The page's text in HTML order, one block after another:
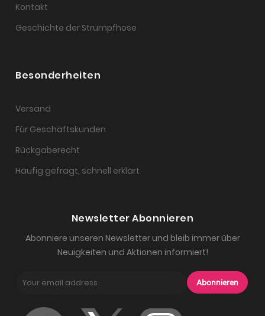
Kontakt
Geschichte der Strumpfhose
Besonderheiten
Versand
Für Geschäftskunden
Rückgaberecht
Häufig gefragt, schnell erklärt
Newsletter Abonnieren
Abonniere unseren Newsletter und bleib immer über
Neuigkeiten und Aktionen informiert!
Abonnieren